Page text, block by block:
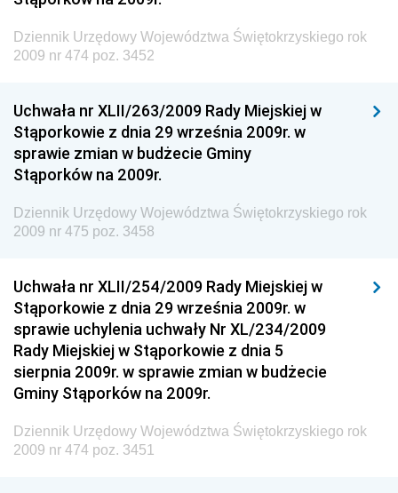
Gospodarki Przestrzennej
Dziennik Urzędowy Ministerstwa Przemysłu
Chemicznego i Lekkiego
Dziennik Urzędowy Ministerstwa Rolnictwa i
Dziennik Urzędowy Ministra Rodziny, Pracy i Polityki
Dziennik Urzędowy Ministra Cyfryzacji
Dziennik Urzędowy Ministra Rozwoju
Dziennik Urzędowy Ministra Infrastruktury i
Budownictwa
Dziennik Urzędowy Ministra Gospodarki Morskiej i
Dziennik Urzędowy Ministra Energii
Dziennik Urzędowy Województwa Świętokrzyskiego rok
2009 nr 474 poz. 3452
Uchwała nr XLII/263/2009 Rady Miejskiej w
Stąporkowie z dnia 29 września 2009r. w
sprawie zmian w budżecie Gminy
Stąporków na 2009r.
Dziennik Urzędowy Województwa Świętokrzyskiego rok
2009 nr 475 poz. 3458
Uchwała nr XLII/254/2009 Rady Miejskiej w
Stąporkowie z dnia 29 września 2009r. w
sprawie uchylenia uchwały Nr XL/234/2009
Rady Miejskiej w Stąporkowie z dnia 5
sierpnia 2009r. w sprawie zmian w budżecie
Gminy Stąporków na 2009r.
Dziennik Urzędowy Województwa Świętokrzyskiego rok
2009 nr 474 poz. 3451